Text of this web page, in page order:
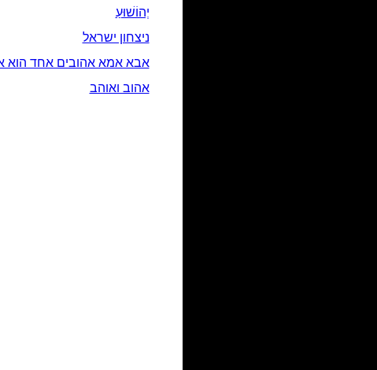
יְהוֹשׁוּעַ
ניצחון ישראל
אבא אמא אהובים אחד הוא
אהוב ואוהב